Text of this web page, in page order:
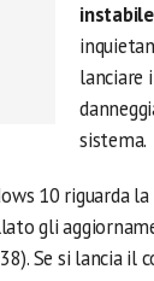
lanciare
sistema.
10 riguarda la
gli
Se si lancia il